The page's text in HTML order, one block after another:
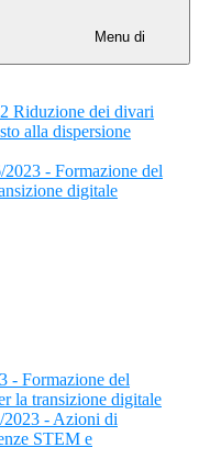
Menu di
Riduzione dei divari
alla dispersione
- Formazione del
digitale
- Formazione del
la transizione digitale
- Azioni di
STEM e